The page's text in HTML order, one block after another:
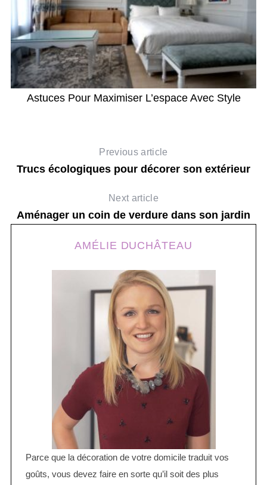
Astuces Pour Maximiser L’espace Avec Style
Previous article
Trucs écologiques pour décorer son extérieur
Next article
Aménager un coin de verdure dans son jardin
AMÉLIE DUCHÂTEAU
Parce que la décoration de votre domicile traduit vos
goûts, vous devez faire en sorte qu’il soit des plus